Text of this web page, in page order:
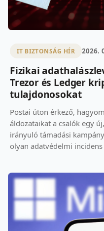
IT BIZTONSÁG HÍR 2026.
Fizikai
Trezor és Ledger
tulajdonosokat
Postai úton érkező,
áldozataikat a csalók egy
irányuló támadási
olyan adatvédelmi incidens